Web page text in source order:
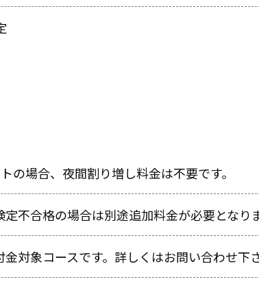
の場合、夜間割り増し料金は不要です。
不合格の場合は別途追加料金が必要となりま
対象コースです。詳しくはお問い合わせ下さ